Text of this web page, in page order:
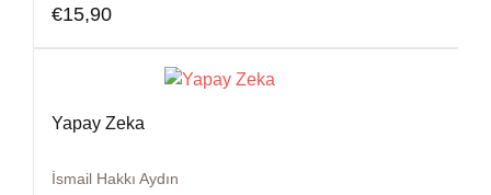
€15,90
Yapay Zeka
İsmail Hakkı Aydın